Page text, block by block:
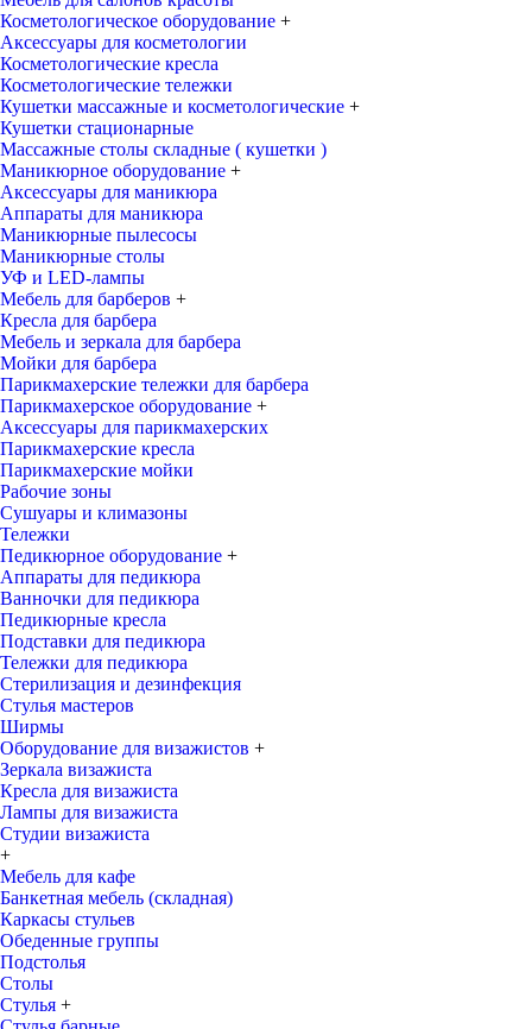
Косметологическое оборудование +
Аксессуары для косметологии
Косметологические кресла
Косметологические тележки
Кушетки массажные и косметологические +
Кушетки стационарные
Массажные столы складные ( кушетки )
Маникюрное оборудование +
Аксессуары для маникюра
Аппараты для маникюра
Маникюрные пылесосы
Маникюрные столы
УФ и LED-лампы
Мебель для барберов +
Кресла для барбера
Мебель и зеркала для барбера
Мойки для барбера
Парикмахерские тележки для барбера
Парикмахерское оборудование +
Аксессуары для парикмахерских
Парикмахерские кресла
Парикмахерские мойки
Рабочие зоны
Сушуары и климазоны
Тележки
Педикюрное оборудование +
Аппараты для педикюра
Ванночки для педикюра
Педикюрные кресла
Подставки для педикюра
Тележки для педикюра
Стерилизация и дезинфекция
Стулья мастеров
Ширмы
Оборудование для визажистов +
Зеркала визажиста
Кресла для визажиста
Лампы для визажиста
Студии визажиста
+
Мебель для кафе
Банкетная мебель (складная)
Каркасы стульев
Обеденные группы
Подстолья
Столы
Стулья +